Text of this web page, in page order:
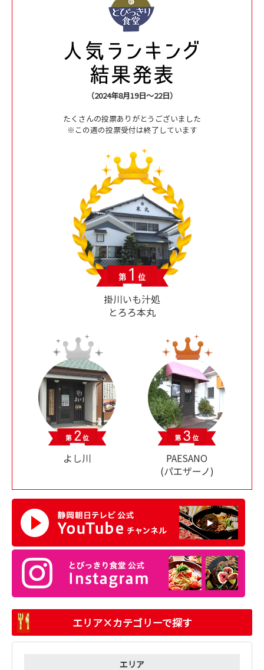
（2024年8月19日～22日）
たくさんの投票ありがとうございました
※この週の投票受付は終了しています
掛川いも汁処
とろろ本丸
よし川
PAESANO
(パエザーノ)
エリア×カテゴリーで探す
エリア